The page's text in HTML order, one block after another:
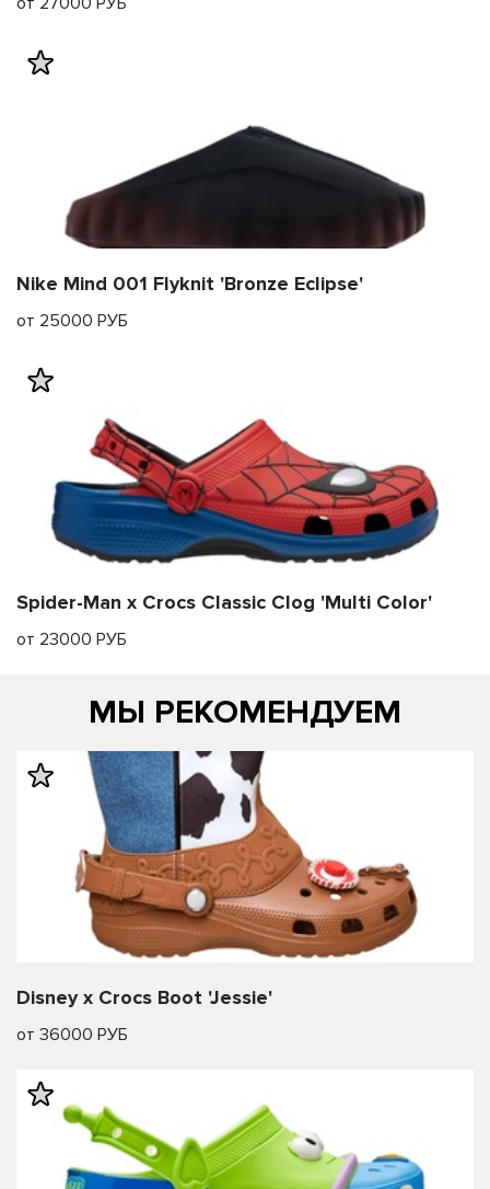
Nike Mind 001 Flyknit 'Bronze Eclipse'
от 25000 РУБ
Spider-Man x Crocs Classic Clog 'Multi Color'
от 23000 РУБ
МЫ РЕКОМЕНДУЕМ
Disney x Crocs Boot 'Jessie'
от 36000 РУБ